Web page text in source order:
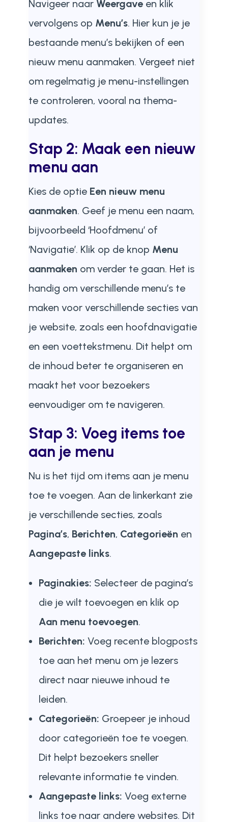
Navigeer naar Weergaveen klik
vervolgens op Menu’s. Hier kun je je
bestaande menu’s bekijken of een
nieuw menu aanmaken. Vergeet niet
om regelmatig je menu-instellingen
te controleren, vooral na thema-
updates.
Stap 2: Maak een nieuw
menu aan
Kies de optie Een nieuw menu
aanmaken. Geef je menu een naam,
bijvoorbeeld ‘Hoofdmenu’ of
‘Navigatie’. Klik op de knop Menu
aanmaken om verder te gaan. Het is
handig om verschillende menu’s te
maken voor verschillende secties van
je website, zoals een hoofdnavigatie
en een voettekstmenu. Dit helpt om
de inhoud beter te organiseren en
maakt het voor bezoekers
eenvoudiger om te navigeren.
Stap 3: Voeg items toe
aan je menu
Nu is het tijd om items aan je menu
toe te voegen. Aan de linkerkant zie
je verschillende secties, zoals
Pagina’s, Berichten, Categorieën en
Aangepaste links.
Paginakies: Selecteer de pagina’s
die je wilt toevoegen en klik op
Aan menu toevoegen.
Berichten: Voeg recente blogposts
toe aan het menu om je lezers
direct naar nieuwe inhoud te
leiden.
Categorieën: Groepeer je inhoud
door categorieën toe te voegen.
Dit helpt bezoekers sneller
relevante informatie te vinden.
Aangepaste links: Voeg externe
links toe naar andere websites. Dit